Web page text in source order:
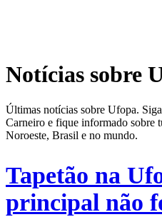
Notícias sobre
Últimas notícias sobre Ufopa.
Carneiro e fique informado sobre
Noroeste, Brasil e no mundo.
Tapetão na
principal não